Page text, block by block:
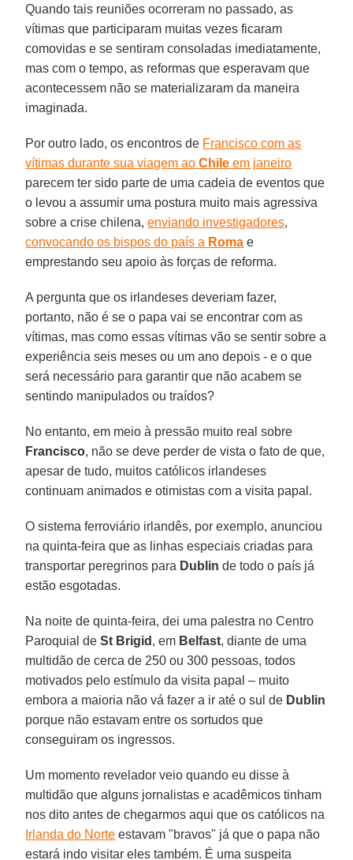
Quando tais reuniões ocorreram no passado, as
vítimas que participaram muitas vezes ficaram
comovidas e se sentiram consoladas imediatamente,
mas com o tempo, as reformas que esperavam que
acontecessem não se materializaram da maneira
imaginada.
Por outro lado, os encontros de Francisco com as
vítimas durante sua viagem aoChile em janeiro
parecem ter sido parte de uma cadeia de eventos que
o levou a assumir uma postura muito mais agressiva
sobre a crise chilena,enviando investigadores,
convocando os bispos do país a Roma e
emprestando seu apoio às forças de reforma.
A pergunta que os irlandeses deveriam fazer,
portanto, não é se o papa vai se encontrar com as
vítimas, mas como essas vítimas vão se sentir sobre a
experiência seis meses ou um ano depois - e o que
será necessário para garantir que não acabem se
sentindo manipulados ou traídos?
No entanto, em meio à pressão muito real sobre
Francisco, não se deve perder de vista o fato de que,
apesar de tudo, muitos católicos irlandeses
continuam animados e otimistas com a visita papal.
O sistema ferroviário irlandês, por exemplo, anunciou
na quinta-feira que as linhas especiais criadas para
transportar peregrinos para Dublin de todo o país já
estão esgotadas.
Na noite de quinta-feira, dei uma palestra no Centro
Paroquial deSt Brigid , em Belfast, diante de uma
multidão de cerca de 250 ou 300 pessoas, todos
motivados pelo estímulo da visita papal – muito
embora a maioria não vá fazer a ir até o sul de Dublin
porque não estavam entre os sortudos que
conseguiram os ingressos.
Um momento revelador veio quando eu disse à
multidão que alguns jornalistas e acadêmicos tinham
nos dito antes de chegarmos aqui que os católicos na
Irlanda do Norte estavam "bravos" já que o papa não
estará indo visitar eles também. É uma suspeita